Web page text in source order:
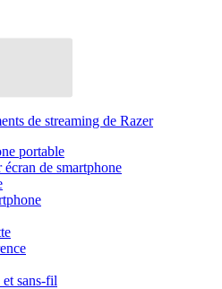
de streaming de Razer
portable
de smartphone
sans-fil